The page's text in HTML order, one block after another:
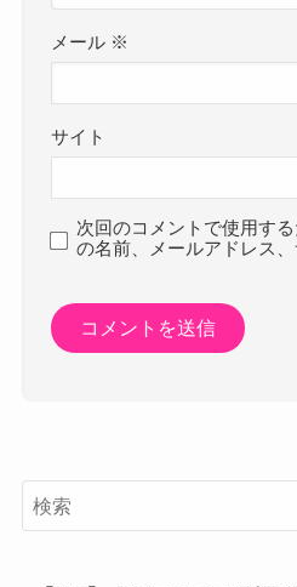
メール ※
サイト
次回のコメントで使用す
の名前、メールアドレス、